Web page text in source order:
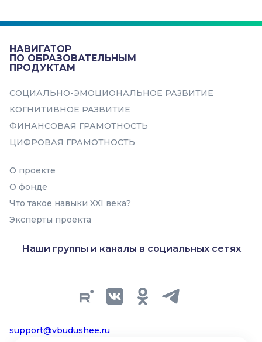
Навыки
Понимание эмоций
Эмоциональное
НАВИГАТОР
ПО ОБРАЗОВАТЕЛЬНЫМ
ПРОДУКТАМ
СОЦИАЛЬНО-ЭМОЦИОНАЛЬНОЕ РАЗВИТИЕ
КОГНИТИВНОЕ РАЗВИТИЕ
ФИНАНСОВАЯ ГРАМОТНОСТЬ
ЦИФРОВАЯ ГРАМОТНОСТЬ
О проекте
О фонде
Что такое навыки XXI века?
Эксперты проекта
Наши группы и каналы в социальных сетях
support@vbudushee.ru